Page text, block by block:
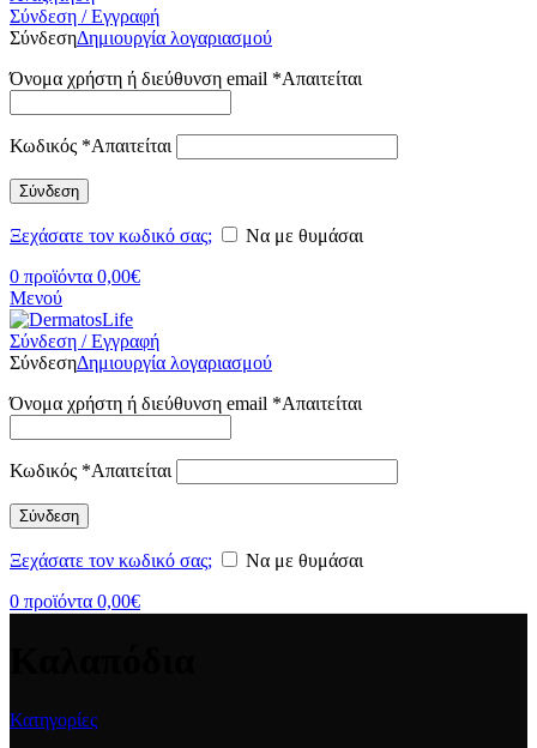
Σύνδεση / Εγγραφή
ΣύνδεσηΔημιουργία λογαριασμού
Όνομα χρήστη ή διεύθυνση email *Απαιτείται
Κωδικός *Απαιτείται
Σύνδεση
Ξεχάσατε τον κωδικό σας;
Να με θυμάσαι
0 προϊόντα 0,00€
Μενού
Σύνδεση / Εγγραφή
ΣύνδεσηΔημιουργία λογαριασμού
Όνομα χρήστη ή διεύθυνση email *Απαιτείται
Κωδικός *Απαιτείται
Σύνδεση
Ξεχάσατε τον κωδικό σας;
Να με θυμάσαι
0 προϊόντα 0,00€
Κατηγορίες